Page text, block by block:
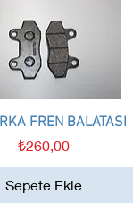
Hızlı Bakış
FREN BALATASI
Fiyat
₺260,00
Sepete Ekle